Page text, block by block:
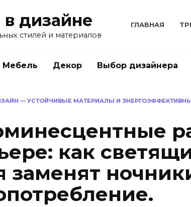
дизайне
стилей и материалов
ГЛАВНАЯ
Мебель Декор Выбор дизайнера
— УСТОЙЧИВЫЕ МАТЕРИАЛЫ И
как
заменят